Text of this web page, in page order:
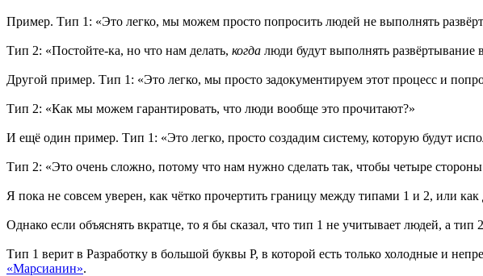
Пример. Тип 1: «Это легко, мы можем просто попросить людей не выполнять
Тип 2: «Постойте-ка, но что нам делать, когда люди будут выполнять развёртывание
Другой пример. Тип 1: «Это легко, мы просто задокументируем этот процесс и
Тип 2: «Как мы можем гарантировать, что люди вообще это прочитают?»
И ещё один пример. Тип 1: «Это легко, просто создадим систему, которую будут
Тип 2: «Это очень сложно, потому что нам нужно сделать так, чтобы четыре
Я пока не совсем уверен, как чётко прочертить границу между типами 1 и 2, или
Однако если объяснять вкратце, то я бы сказал, что тип 1 не учитывает людей, а тип
Тип 1 верит в Разработку в большой буквы Р, в которой есть только холодные и
«Марсианин».